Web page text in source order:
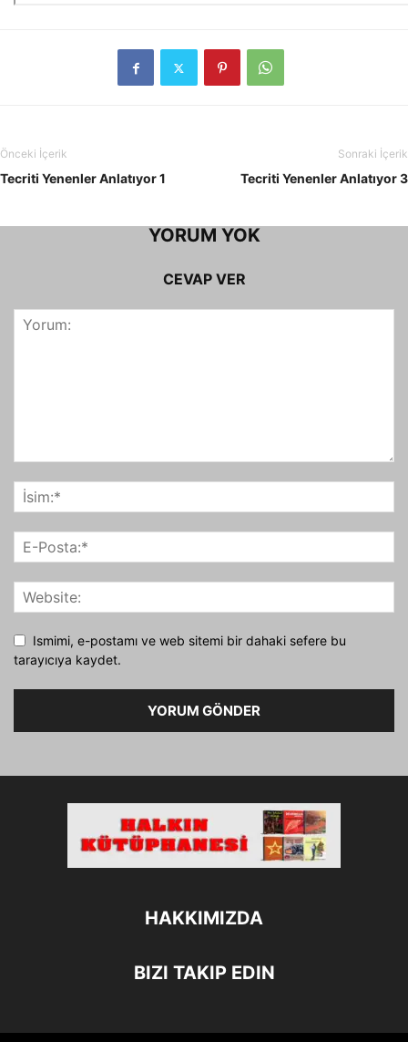
Önceki İçerik
Tecriti Yenenler Anlatıyor 1
Sonraki İçerik
Tecriti Yenenler Anlatıyor 3
YORUM YOK
CEVAP VER
Ismimi, e-postamı ve web sitemi bir dahaki sefere bu
tarayıcıya kaydet.
HAKKIMIZDA
BIZI TAKIP EDIN